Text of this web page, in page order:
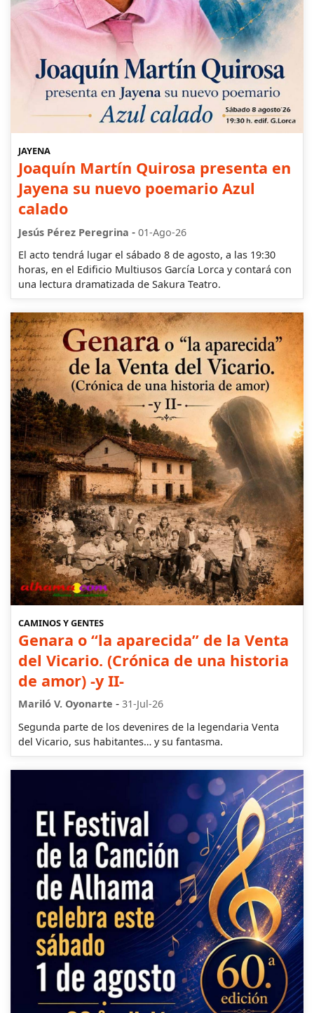
JAYENA
Joaquín Martín Quirosa presenta en
Jayena su nuevo poemario Azul
calado
Jesús Pérez Peregrina - 01-Ago-26
El acto tendrá lugar el sábado 8 de agosto, a las 19:30
horas, en el Edificio Multiusos García Lorca y contará con
una lectura dramatizada de Sakura Teatro.
CAMINOS Y GENTES
Genara o “la aparecida” de la Venta
del Vicario. (Crónica de una historia
de amor) -y II-
Mariló V. Oyonarte - 31-Jul-26
Segunda parte de los devenires de la legendaria Venta
del Vicario, sus habitantes… y su fantasma.